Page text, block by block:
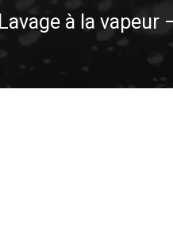
Lavage à la